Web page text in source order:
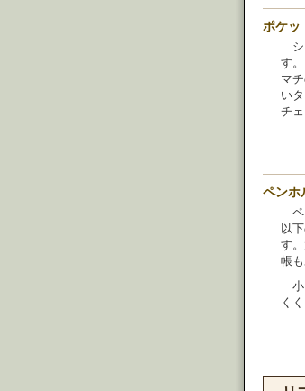
ポケッ
す
マ
い
チ
ペンホ
以
す
帳も
く